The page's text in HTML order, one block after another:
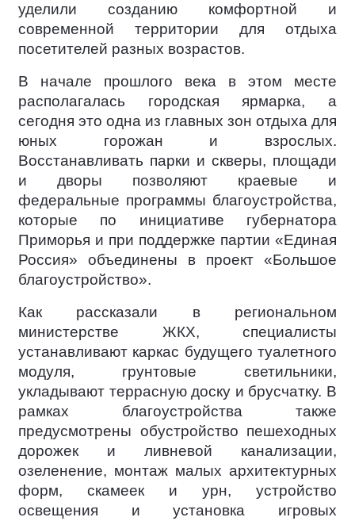
уделили созданию комфортной и
современной территории для отдыха
посетителей разных возрастов.
В начале прошлого века в этом месте
располагалась городская ярмарка, а
сегодня это одна из главных зон отдыха для
юных горожан и взрослых.
Восстанавливать парки и скверы, площади
и дворы позволяют краевые и
федеральные программы благоустройства,
которые по инициативе губернатора
Приморья и при поддержке партии «Единая
Россия» объединены в проект «Большое
благоустройство».
Как рассказали в региональном
министерстве ЖКХ, специалисты
устанавливают каркас будущего туалетного
модуля, грунтовые светильники,
укладывают террасную доску и брусчатку. В
рамках благоустройства также
предусмотрены обустройство пешеходных
дорожек и ливневой канализации,
озеленение, монтаж малых архитектурных
форм, скамеек и урн, устройство
освещения и установка игровых